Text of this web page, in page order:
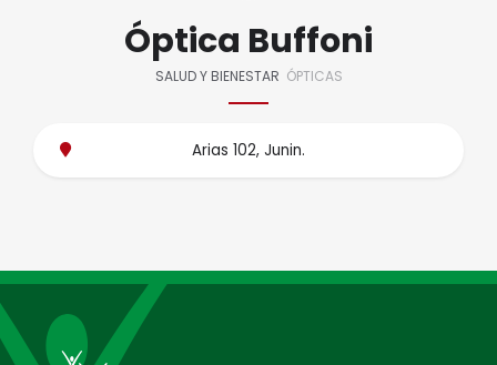
Óptica Buffoni
SALUD Y BIENESTAR ÓPTICAS
Arias 102, Junin.